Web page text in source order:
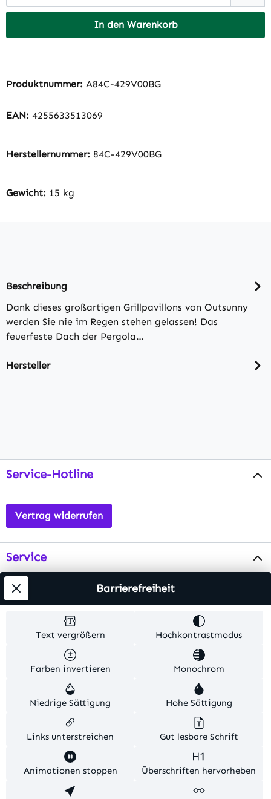
In den Warenkorb
Produktnummer: A84C-429V00BG
EAN: 4255633513069
Herstellernummer: 84C-429V00BG
Gewicht: 15 kg
Beschreibung
Dank dieses großartigen Grillpavillons von Outsunny
werden Sie nie im Regen stehen gelassen! Das
feuerfeste Dach der Pergola…
Hersteller
Service-Hotline
Vertrag widerrufen
Service
Info
Alle Preise inkl. gesetzl. Mehrwertsteuer zzgl.
Versandkosten . Alle Artikelangaben sind
Herstellerangaben und ohne Gewähr.
© 2026 MKV24 – Alle Rechte vorbehalten. Theme by
TC-Innovations
Text vergrößern Hochkontrastmodus
Farben invertieren Monochrom
Niedrige Sättigung Hohe Sättigung
Links unterstreichen Gut lesbare Schrift
Animationen stoppen Überschriften hervorheben
Barrierefreiheit
Diese Website verwendet Cookies, um eine bestmögliche
Erfahrung bieten zu können.